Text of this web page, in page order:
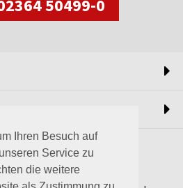
Ihren Besuch auf
Service zu
die weitere
50499-0